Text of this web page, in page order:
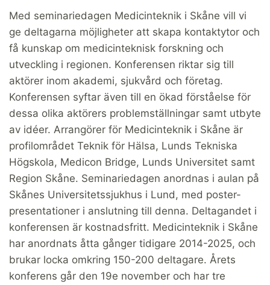
Med seminariedagen Medicinteknik i Skåne vill vi
ge deltagarna möjligheter att skapa kontaktytor och
få kunskap om medicinteknisk forskning och
utveckling i regionen. Konferensen riktar sig till
aktörer inom akademi, sjukvård och företag.
Konferensen syftar även till en ökad förståelse för
dessa olika aktörers problemställningar samt utbyte
av idéer. Arrangörer för Medicinteknik i Skåne är
profilområdet Teknik för Hälsa, Lunds Tekniska
Högskola, Medicon Bridge, Lunds Universitet samt
Region Skåne. Seminariedagen anordnas i aulan på
Skånes Universitetssjukhus i Lund, med poster-
presentationer i anslutning till denna. Deltagandet i
konferensen är kostnadsfritt. Medicinteknik i Skåne
har anordnats åtta gånger tidigare 2014-2025, och
brukar locka omkring 150-200 deltagare. Årets
konferens går den 19e november och har tre